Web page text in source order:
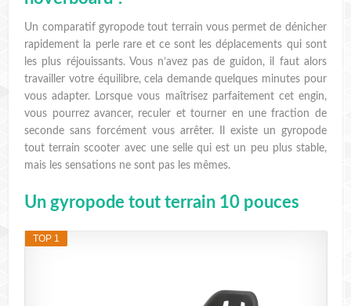
Un comparatif gyropode tout terrain vous permet de dénicher
rapidement la perle rare et ce sont les déplacements qui sont
les plus réjouissants. Vous n’avez pas de guidon, il faut alors
travailler votre équilibre, cela demande quelques minutes pour
vous adapter. Lorsque vous maîtrisez parfaitement cet engin,
vous pourrez avancer, reculer et tourner en une fraction de
seconde sans forcément vous arrêter. Il existe un gyropode
tout terrain scooter avec une selle qui est un peu plus stable,
mais les sensations ne sont pas les mêmes.
Un gyropode tout terrain 10 pouces
TOP 1